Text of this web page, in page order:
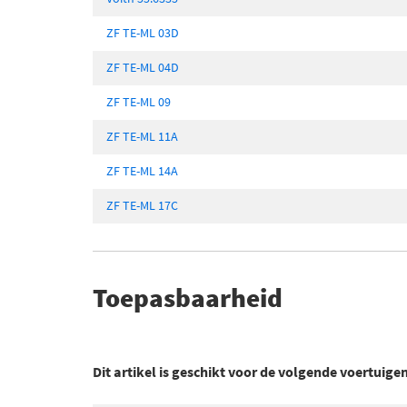
ZF TE-ML 03D
ZF TE-ML 04D
ZF TE-ML 09
ZF TE-ML 11A
ZF TE-ML 14A
ZF TE-ML 17C
Toepasbaarheid
Dit artikel is geschikt voor de volgende